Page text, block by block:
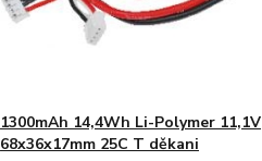
1300mAh 14,4Wh Li-Polymer 11,1V
68x36x17mm 25C T děkani